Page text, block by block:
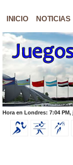
INICIO NOTICIAS
Hora en Londres: 7:04